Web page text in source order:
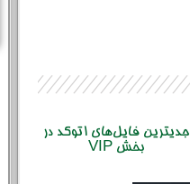
جدیترین فایل‌های اتوکد در
بخش VIP